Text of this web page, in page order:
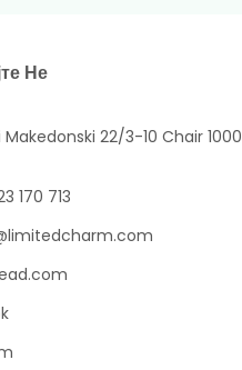
Не
Makedonski 22/3-10 Chair 1000
170 713